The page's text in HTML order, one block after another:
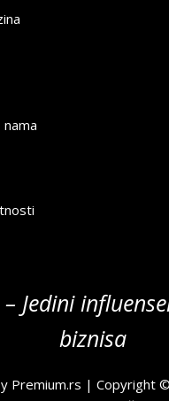
– Jedini
biznisa
Premium.rs | Copyright